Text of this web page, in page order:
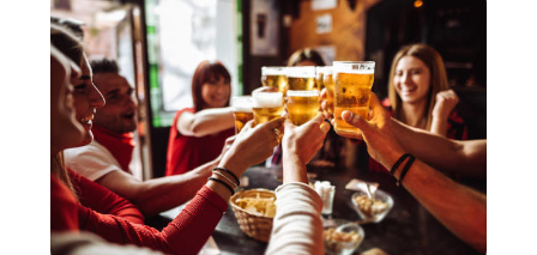
RESTAURATION
AU
RESTAURANT